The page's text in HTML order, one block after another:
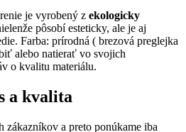
je vyrobený z ekologicky
pôsobí esteticky, ale je aj
Farba: prírodná ( brezová preglejka
alebo natierať vo svojich
o kvalitu materiálu.
a kvalita
zákazníkov a preto ponúkame iba